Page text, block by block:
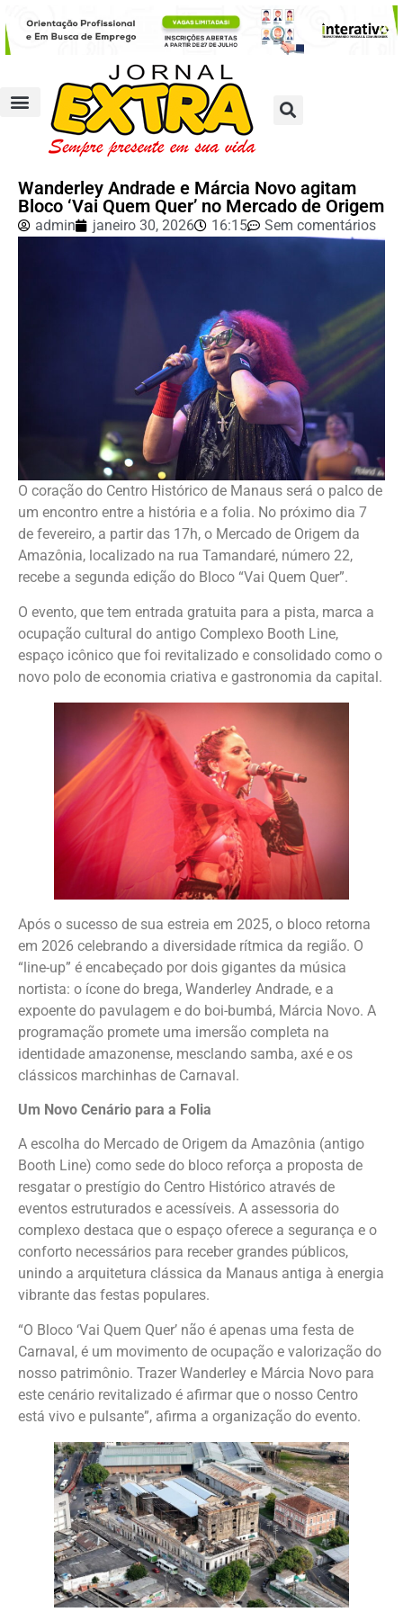
Wanderley Andrade e Márcia Novo agitam
Bloco ‘Vai Quem Quer’ no Mercado de Origem
admin janeiro 30, 2026 16:15 Sem comentários
O coração do Centro Histórico de Manaus será o palco de
um encontro entre a história e a folia. No próximo dia 7
de fevereiro, a partir das 17h, o Mercado de Origem da
Amazônia, localizado na rua Tamandaré, número 22,
recebe a segunda edição do Bloco “Vai Quem Quer”.
O evento, que tem entrada gratuita para a pista, marca a
ocupação cultural do antigo Complexo Booth Line,
espaço icônico que foi revitalizado e consolidado como o
novo polo de economia criativa e gastronomia da capital.
Após o sucesso de sua estreia em 2025, o bloco retorna
em 2026 celebrando a diversidade rítmica da região. O
“line-up” é encabeçado por dois gigantes da música
nortista: o ícone do brega, Wanderley Andrade, e a
expoente do pavulagem e do boi-bumbá, Márcia Novo. A
programação promete uma imersão completa na
identidade amazonense, mesclando samba, axé e os
clássicos marchinhas de Carnaval.
Um Novo Cenário para a Folia
A escolha do Mercado de Origem da Amazônia (antigo
Booth Line) como sede do bloco reforça a proposta de
resgatar o prestígio do Centro Histórico através de
eventos estruturados e acessíveis. A assessoria do
complexo destaca que o espaço oferece a segurança e o
conforto necessários para receber grandes públicos,
unindo a arquitetura clássica da Manaus antiga à energia
vibrante das festas populares.
“O Bloco ‘Vai Quem Quer’ não é apenas uma festa de
Carnaval, é um movimento de ocupação e valorização do
nosso patrimônio. Trazer Wanderley e Márcia Novo para
este cenário revitalizado é afirmar que o nosso Centro
está vivo e pulsante”, afirma a organização do evento.